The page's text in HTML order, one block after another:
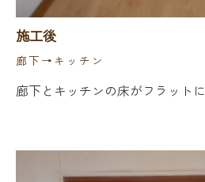
施工後
廊下→キッチン
廊下とキッチンの床がフラットに